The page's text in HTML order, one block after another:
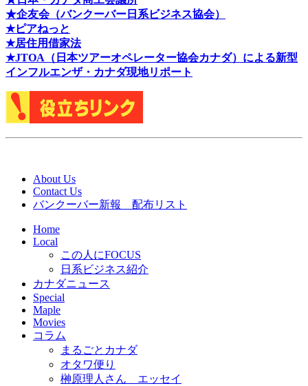
★企友会（バンクーバー日系ビジネス協会）
★ピアねっと
★居住用借家法
★JTOA（日本ツアーオペレーター協会カナダ）による新型
インフルエンザ・カナダ現地リポート
About Us
Contact Us
バンクーバー新報 配布リスト
Home
Local
この人にFOCUS
日系ビジネス紹介
カナダニュース
Special
Maple
Movies
コラム
まるごとカナダ
オタワ便り
榊原理人さん エッセイ